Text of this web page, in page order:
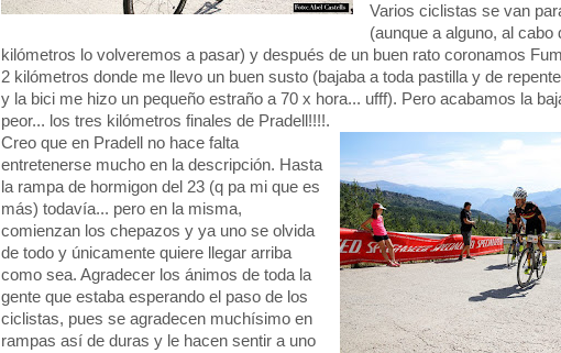
Varios ciclistas se van
(aunque a alguno, al cabo
kilómetros lo volveremos a pasar) y después de un buen rato coronamos
2 kilómetros donde me llevo un buen susto (bajaba a toda pastilla y de
y la bici me hizo un pequeño estraño a 70 x hora... ufff). Pero acabamos la
peor... los tres kilómetros finales de Pradell!!!!.
Creo que en Pradell no hace falta
entretenerse mucho en la descripción. Hasta
la rampa de hormigon del 23 (q pa mi que es
más) todavía... pero en la misma,
comienzan los chepazos y ya uno se olvida
de todo y únicamente quiere llegar arriba
como sea. Agradecer los ánimos de toda la
gente que estaba esperando el paso de los
ciclistas, pues se agradecen muchísimo en
rampas así de duras y le hacen sentir a uno